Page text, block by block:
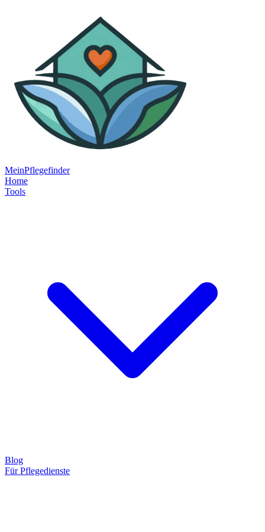
MeinPflegefinder
Home
Tools
Blog
Für Pflegedienste